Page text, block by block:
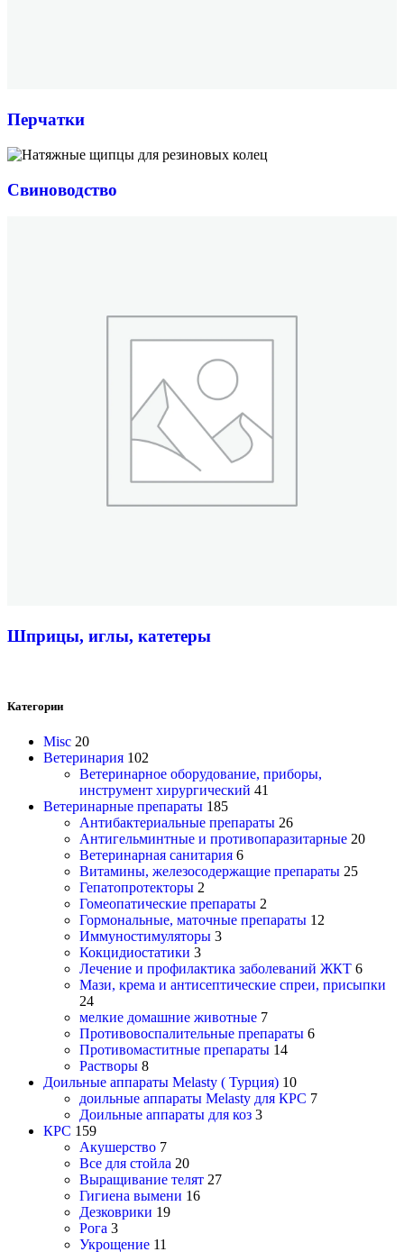
Перчатки
Свиноводство
Шприцы, иглы, катетеры
Категории
Misc 20
Ветеринария 102
Ветеринарное оборудование, приборы,
инструмент хирургический 41
Ветеринарные препараты 185
Антибактериальные препараты 26
Антигельминтные и противопаразитарные 20
Ветеринарная санитария 6
Витамины, железосодержащие препараты 25
Гепатопротекторы 2
Гомеопатические препараты 2
Гормональные, маточные препараты 12
Иммуностимуляторы 3
Кокцидиостатики 3
Лечение и профилактика заболеваний ЖКТ 6
Мази, крема и антисептические спреи, присыпки
24
мелкие домашние животные 7
Противовоспалительные препараты 6
Противомаститные препараты 14
Растворы 8
Доильные аппараты Melasty ( Турция) 10
доильные аппараты Melasty для КРС 7
Доильные аппараты для коз 3
КРС 159
Акушерство 7
Все для стойла 20
Выращивание телят 27
Гигиена вымени 16
Дезковрики 19
Рога 3
Укрощение 11